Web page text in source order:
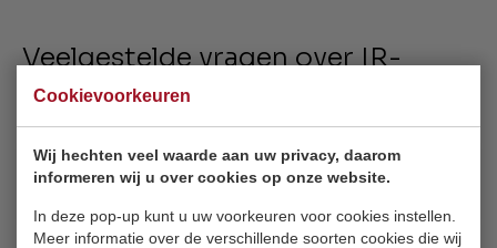
Cookievoorkeuren
Wij hechten veel waarde aan uw privacy, daarom
informeren wij u over cookies op onze website.
In deze pop-up kunt u uw voorkeuren voor cookies instellen.
Meer informatie over de verschillende soorten cookies die wij
Veelgestelde vragen over IR-
verwarming
Hoe stuur je een infrarood paneel aan?